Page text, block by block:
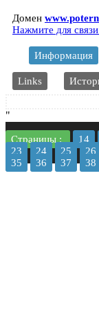
Домен
Нажмите для
Информация
Links
"
Страницы : 14
23
24 25 26
35
36 37 38